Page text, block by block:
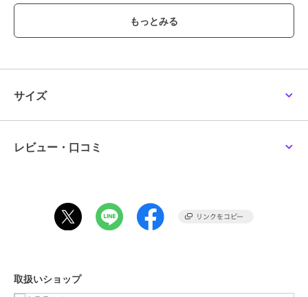
(*3)チリ、ホコリなど(物理的な遮断)(*4)シュクシャ根エキス。肌に
潤いを与える成分(*5)マンゴー葉エキス。肌に潤いを与える成分(*6)
紫外線・乾燥から守られた潤いのある肌のイメージ＜サンケア(フェー
スキンケア ／
-
サイズ
レビュー・口コミ
取扱いショップ